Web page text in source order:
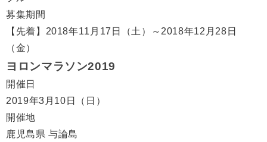
募集期間
【先着】2018年11月17日（土）～2018年12月28日
（金）
ヨロンマラソン2019
開催日
2019年3月10日（日）
開催地
鹿児島県 与論島